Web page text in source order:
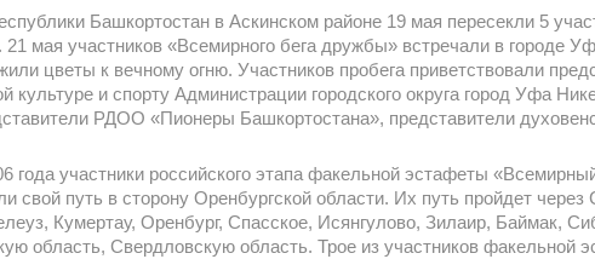
Башкортостан в Аскинском районе 19 мая пересекли 5
мая участников «Всемирного бега дружбы» встречали в городе
цветы к вечному огню. Участников пробега приветствовали
культуре и спорту Администрации городского округа город Уфа
РДОО «Пионеры Башкортостана», представители
года участники российского этапа факельной эстафеты
свой путь в сторону Оренбургской области. Их путь пройдет через
Кумертау, Оренбург, Спасское, Исянгулово, Зилаир, Баймак,
область, Свердловскую область. Трое из участников факельной